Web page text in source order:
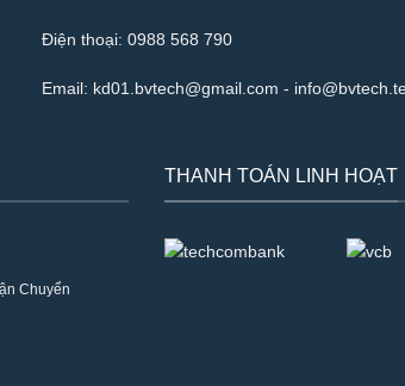
Điện thoại: 0988 568 790
Email: kd01.bvtech@gmail.com -
Chuyển
THANH TOÁN LINH HOẠT